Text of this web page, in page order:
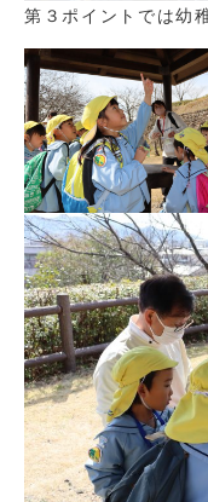
第３ポイントでは幼